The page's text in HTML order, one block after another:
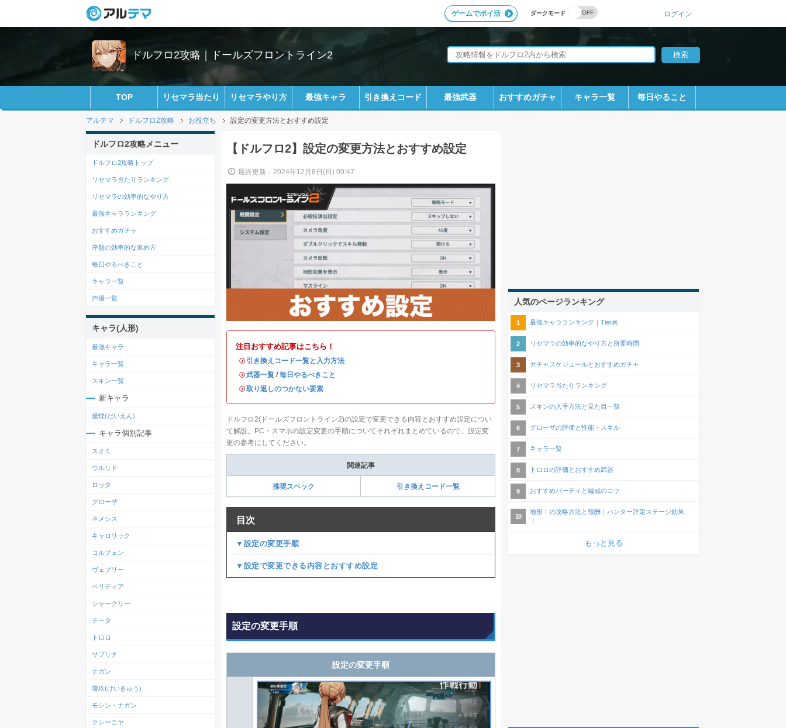
ダークモード
ゲームでポイ活 ログイン
ドルフロ2攻略｜ドールズフロントライン2
TOP リセマラ当たり リセマラやり方 最強キャラ 引き換えコード 最強武器 おすすめガチャ キャラ一覧 毎日やること
アルテマ ドルフロ2攻略 お役立ち 設定の変更方法とおすすめ設定
【ドルフロ2】設定の変更方法とおすすめ設定
最終更新：2024年12月8日(日) 09:47
注目おすすめ記事はこちら！
・ 引き換えコード一覧と入力方法
・武器一覧 / 毎日やるべきこと
・取り返しのつかない要素
ドルフロ2(ドールズフロントライン2)の設定で変更できる内容とおすすめ設定につい
て解説。PC・スマホの設定変更の手順についてそれぞれまとめているので、設定変
更の参考にしてください。
関連記事
推奨スペック 引き換えコード一覧
目次
▼設定の変更手順
▼設定で変更できる内容とおすすめ設定
設定の変更手順
設定の変更手順
ドルフロ2攻略メニュー
ドルフロ2攻略トップ
リセマラ当たりランキング
リセマラの効率的なやり方
最強キャラランキング
おすすめガチャ
序盤の効率的な進め方
毎日やるべきこと
キャラ一覧
声優一覧
キャラ(人形)
最強キャラ
キャラ一覧
スキン一覧
新キャラ
黛煙(だいえん)
キャラ個別記事
スオミ
ウルリド
ロッタ
グローザ
ネメシス
キャロリック
コルフェン
ヴェプリー
ペリティア
シャークリー
チータ
トロロ
サブリナ
ナガン
瓊玖(けいきゅう)
モシン・ナガン
クシーニヤ
人気のページランキング
最強キャラランキング｜Tier表
リセマラの効率的なやり方と所要時間
ガチャスケジュールとおすすめガチャ
リセマラ当たりランキング
スキンの入手方法と見た目一覧
グローザの評価と性能・スキル
キャラ一覧
トロロの評価とおすすめ武器
おすすめパーティと編成のコツ
地形Ⅰの攻略方法と報酬｜ハンター評定ステージ効果
Ⅰ
もっと見る